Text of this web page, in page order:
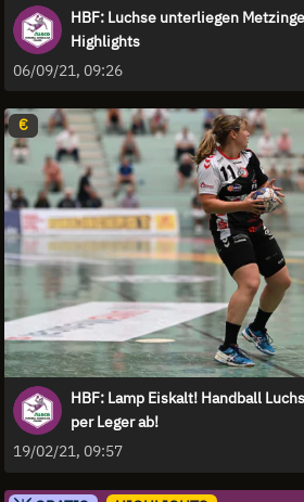
HBF: Luchse unterliegen
Highlights
06/09/21, 09:26
€
HBF: Lamp Eiskalt! Handball
per Leger ab!
19/02/21, 09:57